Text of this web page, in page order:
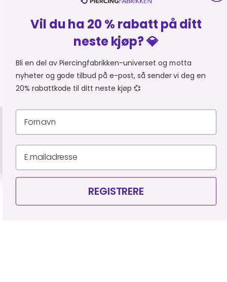
OM PIERCINGFABRIKKEN
MER FRA PIERCINGFABRIKKEN
HANDLE FRADu er i
© Piercingfabrikken.dk 2026
Vil du ha 20 % rabatt på ditt
neste kjøp? 💎
Bli en del av Piercingfabrikken-universet og motta
nyheter og gode tilbud på e-post, så sender vi deg en
20% rabattkode til ditt neste kjøp 💞
REGISTRERE